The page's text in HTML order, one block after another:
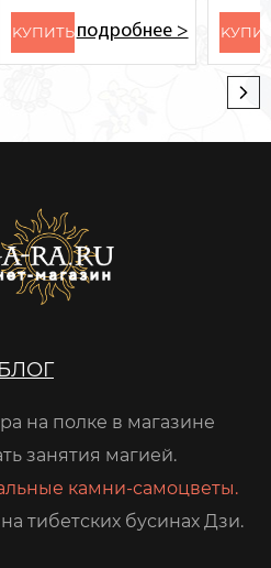
KУПИТЬ подробнее >
БЛОГ
на полке в магазине
занятия магией.
камни-самоцветы.
тибетских бусинах Дзи.